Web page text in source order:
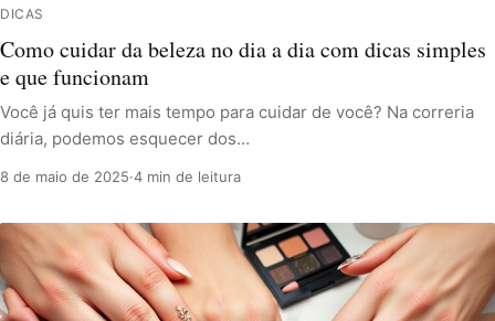
DICAS
Como cuidar da beleza no dia a dia com dicas simples
e que funcionam
Você já quis ter mais tempo para cuidar de você? Na correria
diária, podemos esquecer dos…
8 de maio de 2025·4 min de leitura